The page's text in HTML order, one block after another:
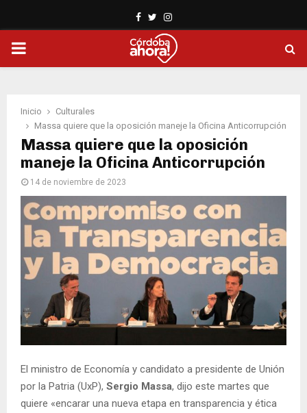
Facebook
TwitterInstagram
PRIMARY
Inicio
Culturales
Massa quiere que la oposición maneje la Oficina Anticorrupción
Massa quiere que la oposición
maneje la Oficina Anticorrupción
14 de noviembre de 2023
El ministro de Economía y candidato a presidente de Unión
por la Patria (UxP), Sergio Massa, dijo este martes que
quiere «encarar una nueva etapa en transparencia y ética